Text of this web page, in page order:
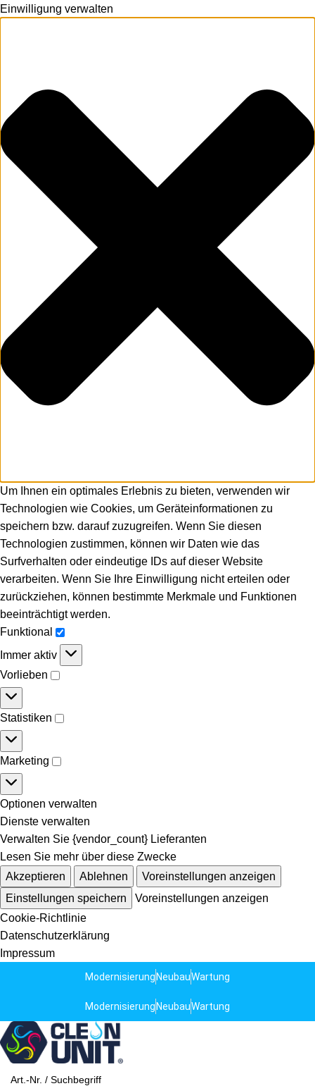
Einwilligung verwalten
Um Ihnen ein optimales Erlebnis zu bieten, verwenden wir
Technologien wie Cookies, um Geräteinformationen zu
speichern bzw. darauf zuzugreifen. Wenn Sie diesen
Technologien zustimmen, können wir Daten wie das
Surfverhalten oder eindeutige IDs auf dieser Website
verarbeiten. Wenn Sie Ihre Einwilligung nicht erteilen oder
zurückziehen, können bestimmte Merkmale und Funktionen
beeinträchtigt werden.
Funktional
Immer aktiv
Vorlieben
Statistiken
Marketing
Optionen verwalten
Dienste verwalten
Verwalten Sie {vendor_count} Lieferanten
Lesen Sie mehr über diese Zwecke
Akzeptieren
Ablehnen
Voreinstellungen anzeigen
Einstellungen speichern
Voreinstellungen anzeigen
Cookie-Richtlinie
Datenschutzerklärung
Impressum
Modernisierung NeubauWartung
Modernisierung NeubauWartung